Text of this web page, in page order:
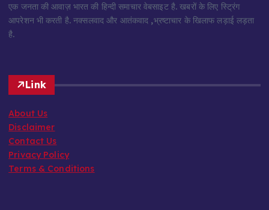
एक जनता की आवाज़ भारत की हिन्दी समाचार वेबसाइट है. खबरों के लिए स्ट्रिंग
आपरेशन भी करती है. नक्सलवाद और आतंकवाद ,भ्रष्टाचार के खिलाफ लड़ाई लड़ता
है.
Link
About Us
Disclaimer
Contact Us
Privacy Policy
Terms & Conditions